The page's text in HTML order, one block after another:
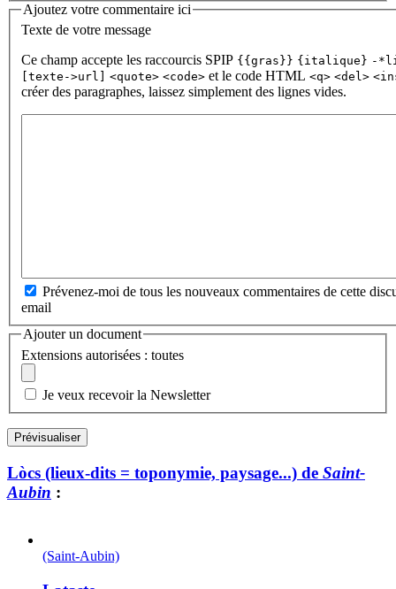
Ajoutez votre commentaire ici
Texte de votre message
Ce champ accepte les raccourcis SPIP {{gras}} {italique} -
[texte->url]
<quote> <code> et le code HTML <q> <del>
créer des paragraphes, laissez simplement des lignes vides.
Prévenez-moi de tous les nouveaux commentaires de cette
email
Ajouter un document
Extensions autorisées : toutes
Je veux recevoir la Newsletter
Lòcs (lieux-dits = toponymie, paysage...) de Saint-
Aubin :
(Saint-Aubin)